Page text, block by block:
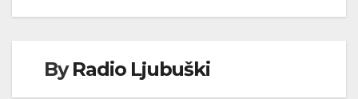
ByRadio Ljubuški